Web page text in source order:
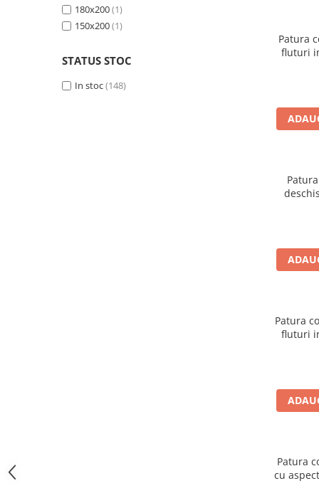
180x200(1)
150x200(1)
STATUS STOC
In stoc(148)
Patura
fluturi
Patura
fluturi
Patura
cu